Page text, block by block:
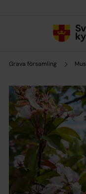
Grava församling